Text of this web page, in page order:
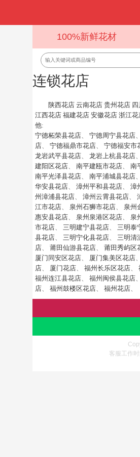
100%新鲜花材
连锁花店
陕西花店 云南花店 贵州花店
江西花店 福建花店 安徽花店 浙江花
他:
宁德柘荣县花店、 宁德周宁县花店、
店、 宁德福鼎市花店、 宁德福安市
龙岩武平县花店、 龙岩上杭县花店、
建阳区花店、 南平建瓯市花店、 南
南平光泽县花店、 南平浦城县花店、
华安县花店、 漳州平和县花店、 漳
州漳浦县花店、 漳州云霄县花店、
江市花店、 泉州石狮市花店、 泉州
惠安县花店、 泉州泉港区花店、 泉
市花店、 三明建宁县花店、 三明泰
县花店、 三明宁化县花店、 三明清
店、 莆田仙游县花店、 莆田秀屿区
厦门同安区花店、 厦门集美区花店、
店、 厦门花店、 福州长乐区花店、
福州连江县花店、 福州闽侯县花店、
店、 福州鼓楼区花店、 福州花店、
客服工作